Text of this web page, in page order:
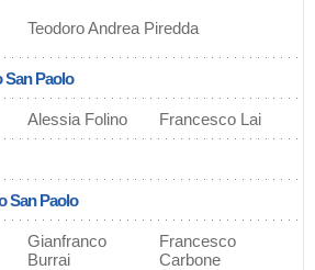
Teodoro Andrea Piredda
Paolo
Alessia Folino Francesco Lai
San Paolo
Gianfranco
Burrai
Francesco
Carbone